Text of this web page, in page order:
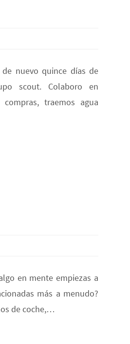
nuevo quince días de
scout. Colaboro en
traemos agua
en mente empiezas a
más a menudo?
de coche,…